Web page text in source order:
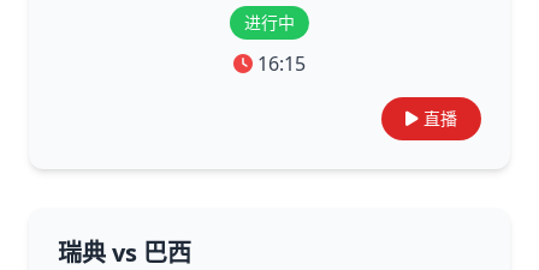
进行中
16:15
直播
瑞典 vs 巴西